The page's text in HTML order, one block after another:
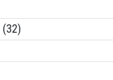
(32)